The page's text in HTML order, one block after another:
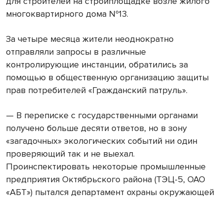
многоквартирного дома №13.
За четыре месяца жители неоднократно
отправляли запросы в различные
контролирующие инстанции, обратились за
помощью в общественную организацию защиты
прав потребителей «Гражданский патруль».
— В переписке с государственными органами
получено больше десяти ответов, но в зону
«загадочных» экологических событий ни один
проверяющий так и не выехал.
Проинспектировать некоторые промышленные
предприятия Октябрьского района (ТЭЦ-5, ОАО
«АБТ») пытался департамент охраны окружающей